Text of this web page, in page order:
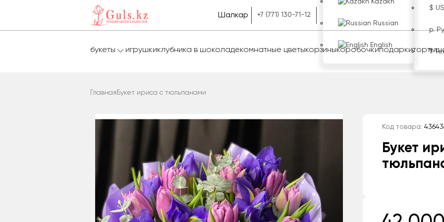
Шалкар +7 (771) 130-71-12
Kazakh
Russian
English
$
р.
₸
букеты игрушкиклубника в шоколадекомнатные цветыкорзиныкоробочкиподаркиторты
Главная Букет ириса с тюльпанами
Код товара:
Букет